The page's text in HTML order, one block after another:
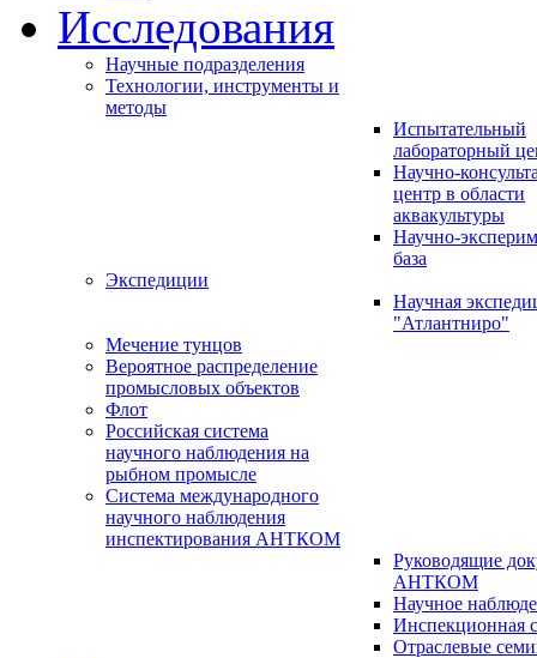
Исследования
Научные подразделения
Технологии, инструменты и
методы
Испытательный
лабораторный
Научно-
центр в области
аквакультуры
Научно-
база
Экспедиции
Научная
"Атлантниро"
Мечение тунцов
Вероятное распределение
промысловых объектов
Флот
Российская система
научного наблюдения на
рыбном промысле
Система международного
научного наблюдения
инспектирования АНТКОМ
Руководящие
АНТКОМ
Научное
Инспекционная
Отраслевые